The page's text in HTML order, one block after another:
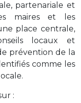
partenariale et
maires et les
place centrale,
locaux et
prévention de la
comme les
: